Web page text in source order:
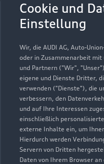
Cookie und
Einstellung
Wir, die AUDI AG, Auto-
oder in Zusammenarbeit
und Partnern ("Wir",
eigene und Dienste Dritter,
verwenden ("Dienste"), die
verbessern, den
und auf Ihre Interessen
einschließlich
externe Inhalte ein, um
Hierdurch werden
Servern von Dritten
Daten von Ihrem Browser
USB Power-
USB Power-
komfortables Laden
oder Laptops.
Zur Audi Shopping